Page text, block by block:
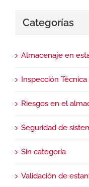
Categorías
Almacenaje en
Inspección
Riesgos en el
Seguridad de
Sin categoría
Validación de